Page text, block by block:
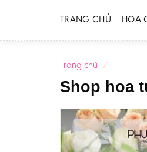
TRANG CHỦ HOA
Trang chủ /
Shop hoa